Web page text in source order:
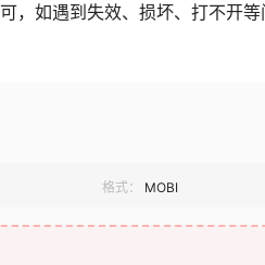
，如遇到失效、损坏、打不开
格式： MOBI